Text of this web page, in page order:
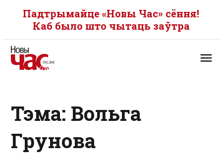
Падтрымайце «Новы Час» сёння!
Каб было што чытаць заўтра
Тэма: Вольга
Грунова